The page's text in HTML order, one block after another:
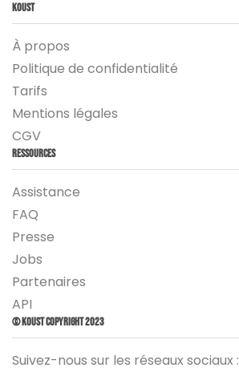
Koust
À propos
Politique de confidentialité
Tarifs
Mentions légales
CGV
Ressources
Assistance
FAQ
Presse
Jobs
Partenaires
API
© Koust Copyright 2023
Suivez-nous sur les réseaux sociaux :